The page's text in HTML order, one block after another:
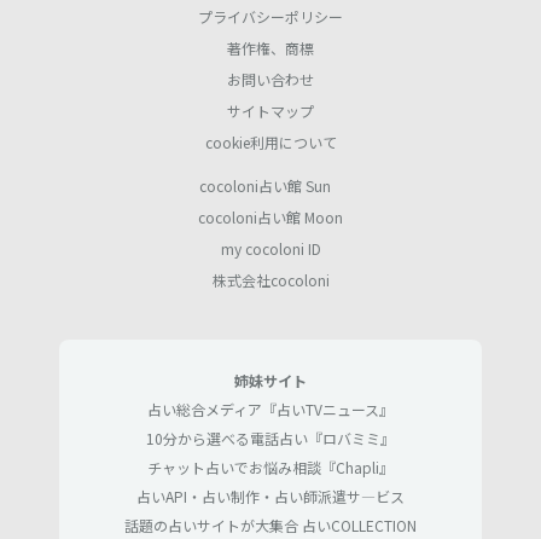
プライバシーポリシー
著作権、商標
お問い合わせ
サイトマップ
cookie利用について
cocoloni占い館 Sun
cocoloni占い館 Moon
my cocoloni ID
株式会社cocoloni
姉妹サイト
占い総合メディア『占いTVニュース』
10分から選べる電話占い『ロバミミ』
チャット占いでお悩み相談『Chapli』
占いAPI・占い制作・占い師派遣サ―ビス
話題の占いサイトが大集合 占いCOLLECTION